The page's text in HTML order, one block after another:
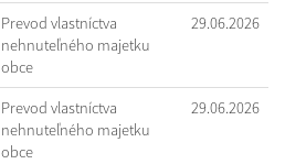
Prevod vlastníctva
nehnuteľného majetku
obce
29.06.2026
Prevod vlastníctva
nehnuteľného majetku
obce
29.06.2026